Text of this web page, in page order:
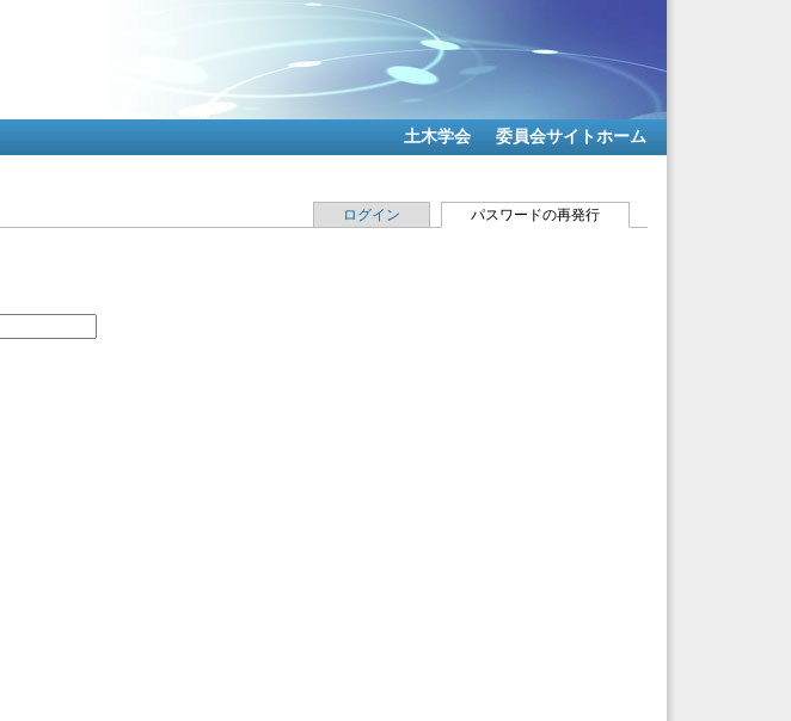
土木学会 委員会サイトホーム
ログイン パスワードの再発行(アクティブなタブ)